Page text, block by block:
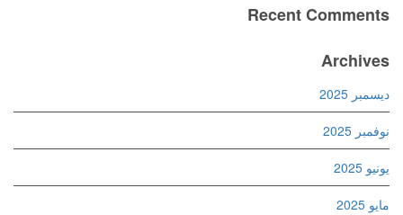
Recent Comments
Archives
ديسمبر 2025
نوفمبر 2025
يونيو 2025
مايو 2025